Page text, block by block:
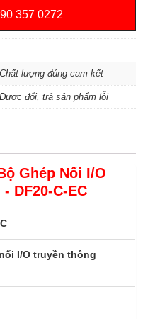
357 0272
Chất lượng đúng cam kết
Được đổi, trả sản phẩm lỗi
Ghép Nối I/O
DF20-C-EC
I/O truyền thông